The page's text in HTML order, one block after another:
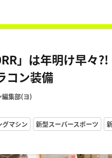
」は年明け早々
コン装備
集部(ヨ)
グマシン 新型スーパースポーツ